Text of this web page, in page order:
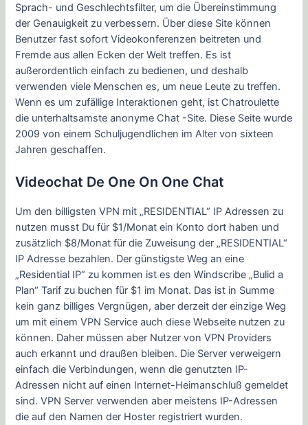
Sprach- und Geschlechtsfilter, um die Übereinstimmung
der Genauigkeit zu verbessern. Über diese Site können
Benutzer fast sofort Videokonferenzen beitreten und
Fremde aus allen Ecken der Welt treffen. Es ist
außerordentlich einfach zu bedienen, und deshalb
verwenden viele Menschen es, um neue Leute zu treffen.
Wenn es um zufällige Interaktionen geht, ist Chatroulette
die unterhaltsamste anonyme Chat -Site. Diese Seite wurde
2009 von einem Schuljugendlichen im Alter von sixteen
Jahren geschaffen.
Videochat De One On One Chat
Um den billigsten VPN mit „RESIDENTIAL“ IP Adressen zu
nutzen musst Du für $1/Monat ein Konto dort haben und
zusätzlich $8/Monat für die Zuweisung der „RESIDENTIAL“
IP Adresse bezahlen. Der günstigste Weg an eine
„Residential IP“ zu kommen ist es den Windscribe „Bulid a
Plan“ Tarif zu buchen für $1 im Monat. Das ist in Summe
kein ganz billiges Vergnügen, aber derzeit der einzige Weg
um mit einem VPN Service auch diese Webseite nutzen zu
können. Daher müssen aber Nutzer von VPN Providers
auch erkannt und draußen bleiben. Die Server verweigern
einfach die Verbindungen, wenn die genutzten IP-
Adressen nicht auf einen Internet-Heimanschluß gemeldet
sind. VPN Server verwenden aber meistens IP-Adressen
die auf den Namen der Hoster registriert wurden.